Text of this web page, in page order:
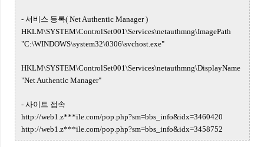
- 서비스 등록( Net Authentic Manager )
HKLM\SYSTEM\ControlSet001\Services\netauthmng\ImagePath
"C:\WINDOWS\system32\0306\svchost.exe"
HKLM\SYSTEM\ControlSet001\Services\netauthmng\DisplayName
"Net Authentic Manager"
- 사이트 접속
http://web1.z***ile.com/pop.php?sm=bbs_info&idx=3460420
http://web1.z***ile.com/pop.php?sm=bbs_info&idx=3458752